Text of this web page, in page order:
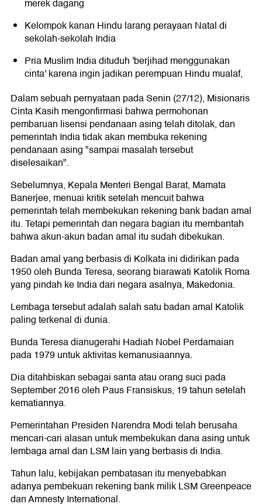
merek dagang
Kelompok kanan Hindu larang perayaan Natal di
sekolah-sekolah India
Pria Muslim India dituduh 'berjihad menggunakan
cinta' karena ingin jadikan perempuan Hindu mualaf,
Dalam sebuah pernyataan pada Senin (27/12), Misionaris
Cinta Kasih mengonfirmasi bahwa permohonan
pembaruan lisensi pendanaan asing telah ditolak, dan
pemerintah India tidak akan membuka rekening
pendanaan asing "sampai masalah tersebut
diselesaikan".
Sebelumnya, Kepala Menteri Bengal Barat, Mamata
Banerjee, menuai kritik setelah mencuit bahwa
pemerintah telah membekukan rekening bank badan amal
itu. Tetapi pemerintah dan negara bagian itu membantah
bahwa akun-akun badan amal itu sudah dibekukan.
Badan amal yang berbasis di Kolkata ini didirikan pada
1950 oleh Bunda Teresa, seorang biarawati Katolik Roma
yang pindah ke India dari negara asalnya, Makedonia.
Lembaga tersebut adalah salah satu badan amal Katolik
paling terkenal di dunia.
Bunda Teresa dianugerahi Hadiah Nobel Perdamaian
pada 1979 untuk aktivitas kemanusiaannya.
Dia ditahbiskan sebagai santa atau orang suci pada
September 2016 oleh Paus Fransiskus, 19 tahun setelah
kematiannya.
Pemerintahan Presiden Narendra Modi telah berusaha
mencari-cari alasan untuk membekukan dana asing untuk
lembaga amal dan LSM lain yang berbasis di India.
Tahun lalu, kebijakan pembatasan itu menyebabkan
adanya pembekuan rekening bank milik LSM Greenpeace
dan Amnesty International.